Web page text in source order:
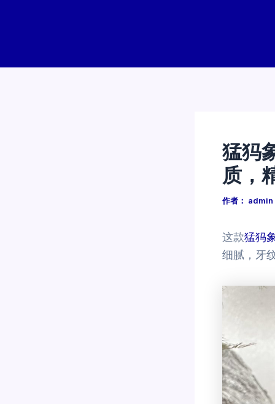
猛犸
质，
作者： admin
这款猛犸
细腻，牙